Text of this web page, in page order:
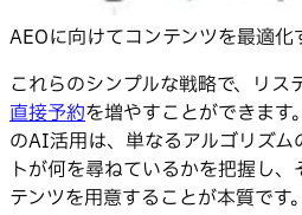
AEOに向けてコンテンツを最適化
これらのシンプルな戦略で、リス
直接予約を増やすことができます
のAI活用は、単なるアルゴリズ
トが何を尋ねているかを把握し
テンツを用意することが本質です。